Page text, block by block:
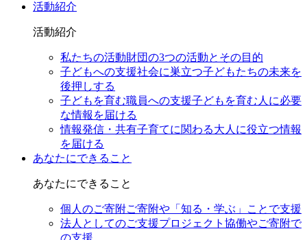
活動紹介
活動紹介
私たちの活動財団の3つの活動とその目的
子どもへの支援社会に巣立つ子どもたちの未来を
後押しする
子どもを育む職員への支援子どもを育む人に必要
な情報を届ける
情報発信・共有子育てに関わる大人に役立つ情報
を届ける
あなたにできること
あなたにできること
個人のご寄附ご寄附や「知る・学ぶ」ことで支援
法人としてのご支援プロジェクト協働やご寄附で
の支援